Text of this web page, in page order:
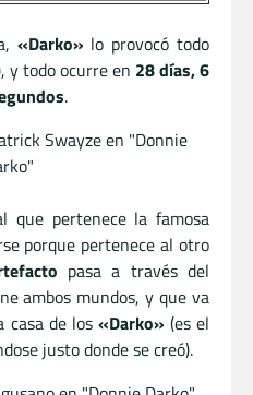
«Darko» lo provocó todo
y todo ocurre en 28 días, 6
.
que pertenece la famosa
porque pertenece al otro
pasa a través del
ambos mundos, y que va
casa de los «Darko» (es el
justo donde se creó).